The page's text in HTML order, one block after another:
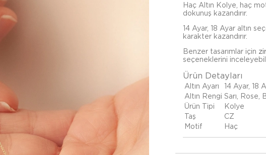
Haç Altın Kolye, haç
dokunuş kazandırır.
14 Ayar, 18 Ayar altın
karakter kazandırır.
Benzer tasarımlar için
seçeneklerini
Ürün Detayları
Altın Ayarı
14 Ayar, 18
Altın Rengi Sarı, Rose,
Ürün Tipi
Kolye
Taş
CZ
Motif
Haç